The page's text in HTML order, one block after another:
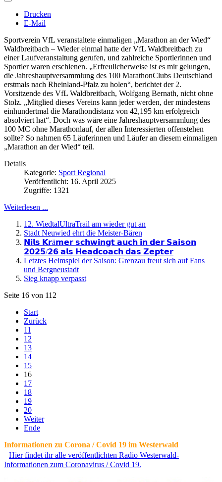
Drucken
E-Mail
Sportverein VfL veranstaltete einmaligen „Marathon an der Wied“
Waldbreitbach – Wieder einmal hatte der VfL Waldbreitbach zu
einer Laufveranstaltung gerufen, und zahlreiche Sportlerinnen und
Sportler waren erschienen. „Erfreulicherweise ist es mir gelungen,
die Jahreshauptversammlung des 100 MarathonClubs Deutschland
erstmals nach Rheinland-Pfalz zu holen“, berichtet der 2.
Vorsitzende des VfL Waldbreitbach, Wolfgang Bernath, nicht ohne
Stolz. „Mitglied dieses Vereins kann jeder werden, der mindestens
einhundertmal die Marathondistanz von 42,195 km erfolgreich
absolviert hat“. Doch was wäre eine Jahreshauptversammlung des
100 MC ohne Marathonlauf, der allen Interessierten offenstehen
sollte? So nahmen 65 Läuferinnen und Läufer an diesem einmaligen
„Marathon an der Wied“ teil.
Details
Kategorie: Sport Regional
Veröffentlicht: 16. April 2025
Zugriffe: 1321
Weiterlesen ...
12. WiedtalUltraTrail am wieder gut an
Stadt Neuwied ehrt die Meister-Bären
𝗡𝗶𝗹𝘀 𝗞𝗿ä𝗺𝗲𝗿 𝘀𝗰𝗵𝘄𝗶𝗻𝗴𝘁 𝗮𝘂𝗰𝗵 𝗶𝗻 𝗱𝗲𝗿 𝗦𝗮𝗶𝘀𝗼𝗻
𝟮𝟬𝟮𝟱/𝟮𝟲 𝗮𝗹𝘀 𝗛𝗲𝗮𝗱𝗰𝗼𝗮𝗰𝗵 𝗱𝗮𝘀 𝗭𝗲𝗽𝘁𝗲𝗿
Letztes Heimspiel der Saison: Grenzau freut sich auf Fans
und Bergneustadt
Sieg knapp verpasst
Seite 16 von 112
Start
Zurück
11
12
13
14
15
16
17
18
19
20
Weiter
Ende
Informationen zu Corona / Covid 19 im Westerwald
Hier findet ihr alle veröffentlichten Radio Westerwald-
Informationen zum Coronavirus / Covid 19.